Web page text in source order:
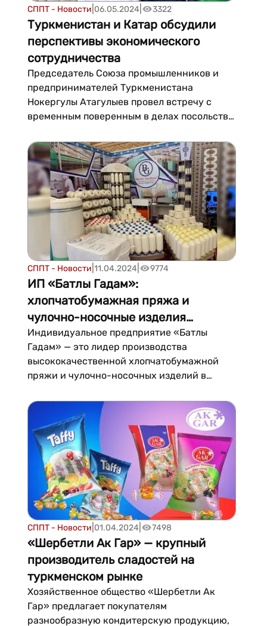
СППТ - Новости 06.05.2024 3322
Туркменистан и Катар обсудили
перспективы экономического
сотрудничества
Председатель Союза промышленников и
предпринимателей Туркменистана
Нокергулы Атагулыев провел встречу с
временным поверенным в делах посольства
Аль-Ремайхи. В ходе конструктивного
диалога стороны обсудили перспективы
дальнейшего укрепления взаимовыгодного
сотрудничества между Туркменистано...
СППТ - Новости 11.04.2024 9774
ИП «Батлы Гадам»:
хлопчатобумажная пряжа и
чулочно-носочные изделия
мирового уровня
Индивидуальное предприятие «Батлы
Гадам» — это лидер производства
высококачественной хлопчатобумажной
пряжи и чулочно-носочных изделий в
наращивает свои производственные
мощности и расширяет сотрудничество,
предлагая выгодные условия для
потребителей и потенциальных
партнеров....
СППТ - Новости 01.04.2024 7498
«Шербетли Ак Гар» — крупный
производитель сладостей на
туркменском рынке
Хозяйственное общество «Шербетли Ак
Гар» предлагает покупателям
разнообразную кондитерскую продукцию,